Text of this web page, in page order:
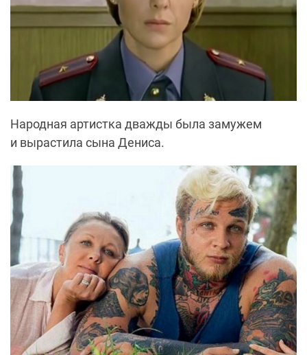
Народная артистка дважды была замужем
и вырастила сына Дениса.